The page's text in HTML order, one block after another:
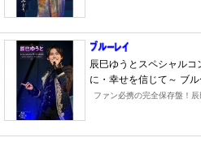
辰巳ゆうとスペシャル
に・幸せを信じて～ ブル
ファン必携の完全保存盤！辰